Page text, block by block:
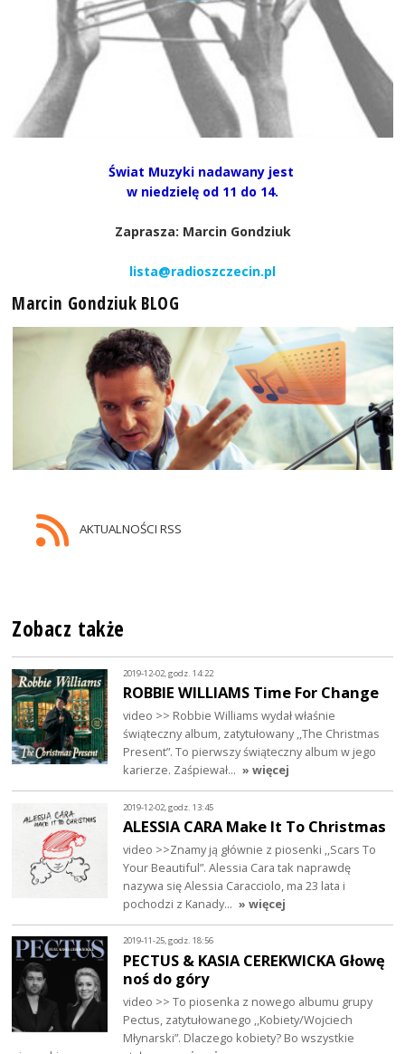
Świat Muzyki nadawany jest
w niedzielę od 11 do 14.
Zaprasza: Marcin Gondziuk
lista@radioszczecin.pl
Marcin Gondziuk BLOG
AKTUALNOŚCI RSS
Zobacz także
2019-12-02, godz. 14:22
ROBBIE WILLIAMS Time For Change
video >> Robbie Williams wydał właśnie
świąteczny album, zatytułowany ,,The Christmas
Present”. To pierwszy świąteczny album w jego
karierze. Zaśpiewał… » więcej
2019-12-02, godz. 13:45
ALESSIA CARA Make It To Christmas
video >>Znamy ją głównie z piosenki ,,Scars To
Your Beautiful”. Alessia Cara tak naprawdę
nazywa się Alessia Caracciolo, ma 23 lata i
pochodzi z Kanady… » więcej
2019-11-25, godz. 18:56
PECTUS & KASIA CEREKWICKA Głowę
noś do góry
video >> To piosenka z nowego albumu grupy
Pectus, zatytułowanego ,,Kobiety/Wojciech
Młynarski”. Dlaczego kobiety? Bo wszystkie